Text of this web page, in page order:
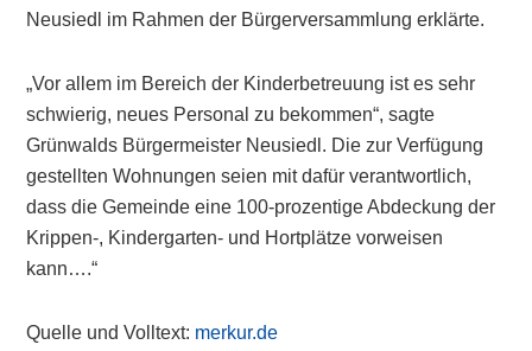
Neusiedl im Rahmen der Bürgerversammlung erklärte.
„Vor allem im Bereich der Kinderbetreuung ist es sehr
schwierig, neues Personal zu bekommen“, sagte
Grünwalds Bürgermeister Neusiedl. Die zur Verfügung
gestellten Wohnungen seien mit dafür verantwortlich,
dass die Gemeinde eine 100-prozentige Abdeckung der
Krippen-, Kindergarten- und Hortplätze vorweisen
kann….“
Quelle und Volltext: merkur.de